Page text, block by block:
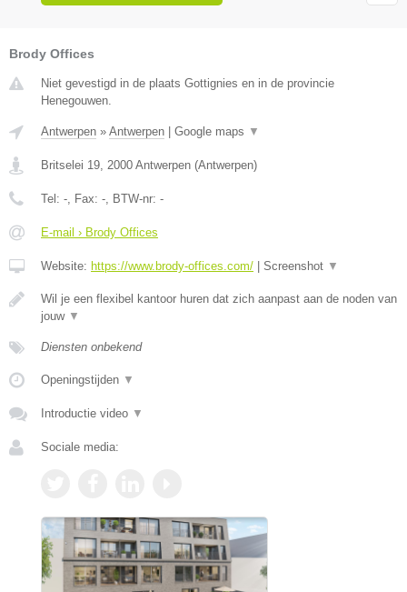
Brody Offices
Niet gevestigd in de plaats Gottignies en in de provincie
Henegouwen.
Antwerpen » Antwerpen | Google maps ▼
Britselei 19 2000 Antwerpen (Antwerpen)
Tel: - , Fax: - , BTW-nr: -
E-mail › Brody Offices
Website: https://www.brody-offices.com/ | Screenshot ▼
Wil je een flexibel kantoor huren dat zich aanpast aan de noden van
jouw ▼
Diensten onbekend
Openingstijden ▼
Introductie video ▼
Sociale media: